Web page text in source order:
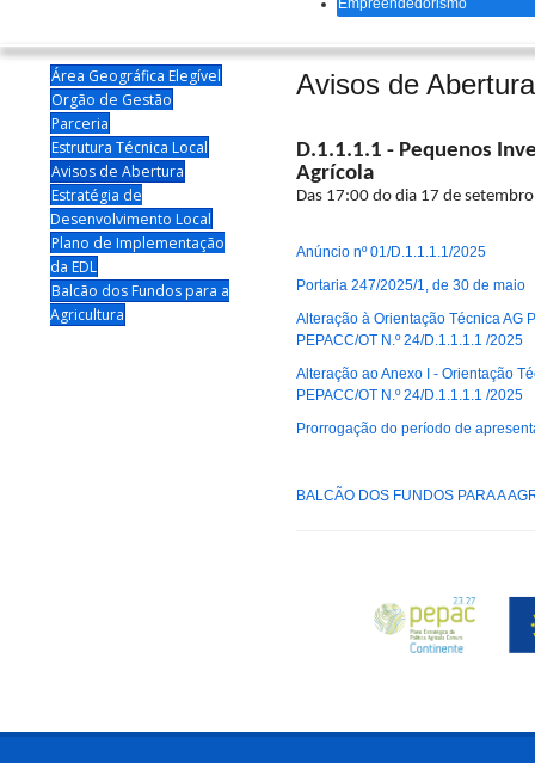
Empreendedorismo
Área Geográfica Elegível
Orgão de Gestão
Parceria
Estrutura Técnica Local
Avisos de Abertura
Estratégia de
Desenvolvimento Local
Plano de Implementação
da EDL
Balcão dos Fundos para a
Agricultura
Avisos de Abertura
D.1.1.1.1 - Pequenos
Agrícola
Das 17:00 do dia 17 de
Anúncio nº 01/D.1.1.1.1/2025
Portaria 247/2025/1, de 30 de maio
Alteração à Orientação Técnica AG
PEPACC/OT N.º 24/D.1.1.1.1 /2025
Alteração ao Anexo I - Orientação
PEPACC/OT N.º 24/D.1.1.1.1 /2025
Prorrogação do período de
BALCÃO DOS FUNDOS PARA A